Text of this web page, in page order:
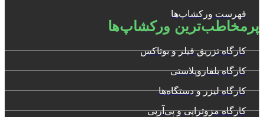
فهرست ورکشاپ‌ها
پرمخاطب‌ترین ورکشاپ‌ها
کارگاه تزریق فیلر و بوتاکس
کارگاه بلفاروپلاستی
کارگاه لیزر و دستگاه‌ها
کارگاه مزوتراپی و پی‌آرپی